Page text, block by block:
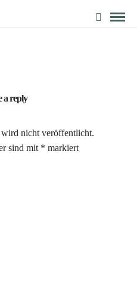
a reply
nicht veröffentlicht.
sind mit * markiert